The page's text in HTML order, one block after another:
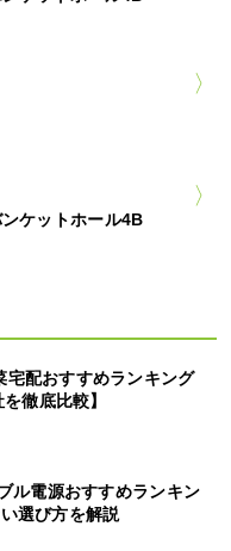
ケットホール4B
宅配おすすめランキング
徹底比較】
ル電源おすすめランキン
選び方を解説